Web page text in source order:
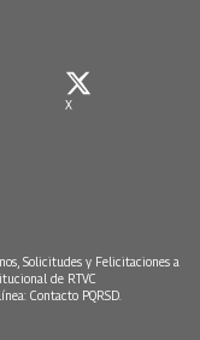
X
Solicitudes y Felicitaciones a
de RTVC
Contacto PQRSD.